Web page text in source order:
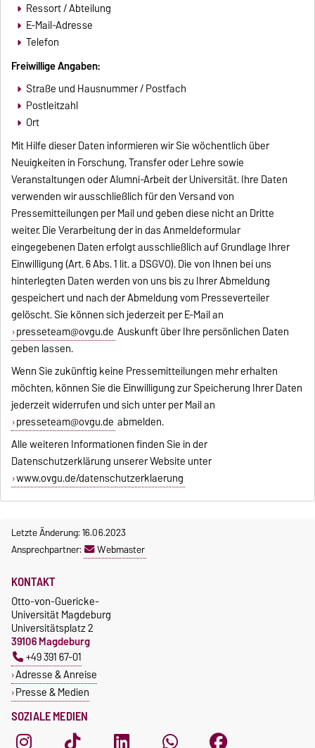
Ressort / Abteilung
E-Mail-Adresse
Telefon
Freiwillige Angaben:
Straße und Hausnummer / Postfach
Postleitzahl
Ort
Mit Hilfe dieser Daten informieren wir Sie wöchentlich über
Neuigkeiten in Forschung, Transfer oder Lehre sowie
Veranstaltungen oder Alumni-Arbeit der Universität. Ihre Daten
verwenden wir ausschließlich für den Versand von
Pressemitteilungen per Mail und geben diese nicht an Dritte
weiter. Die Verarbeitung der in das Anmeldeformular
eingegebenen Daten erfolgt ausschließlich auf Grundlage Ihrer
Einwilligung (Art. 6 Abs. 1 lit. a DSGVO). Die von Ihnen bei uns
hinterlegten Daten werden von uns bis zu Ihrer Abmeldung
gespeichert und nach der Abmeldung vom Presseverteiler
gelöscht. Sie können sich jederzeit per E-Mail an
presseteam@ovgu.de Auskunft über Ihre persönlichen Daten
geben lassen.
Wenn Sie zukünftig keine Pressemitteilungen mehr erhalten
möchten, können Sie die Einwilligung zur Speicherung Ihrer Daten
jederzeit widerrufen und sich unter per Mail an
presseteam@ovgu.de abmelden.
Alle weiteren Informationen finden Sie in der
Datenschutzerklärung unserer Website unter
www.ovgu.de/datenschutzerklaerung
Letzte Änderung: 16.06.2023
Ansprechpartner:
Webmaster
SOZIALE MEDIEN
KONTAKT
Otto-von-Guericke-
Universität Magdeburg
Universitätsplatz 2
39106 Magdeburg
+49 391 67-01
Adresse & Anreise
Presse & Medien